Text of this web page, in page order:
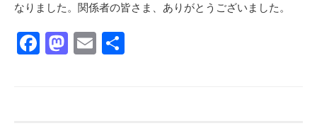
なりました。関係者の皆さま、ありがとうございました。
F
M
E